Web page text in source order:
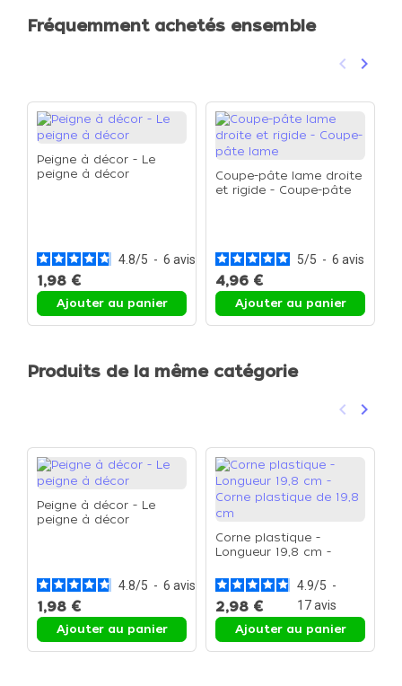
Fréquemment achetés ensemble
Précédent
keyboard_arrow_left keyboard_arrow_right
Peigne à décor - Le
peigne à décor
4.8/5 - 6 avis
1,98 €
Ajouter au panier
Coupe-pâte lame droite
et rigide - Coupe-pâte
5/5 - 6 avis
4,96 €
Ajouter au panier
Produits de la même catégorie
Précédent
keyboard_arrow_left keyboard_arrow_right
Peigne à décor - Le
peigne à décor
4.8/5 - 6 avis
1,98 €
Ajouter au panier
Corne plastique -
Longueur 19,8 cm -
cm
4.9/5 -
17avis
2,98 €
Ajouter au panier